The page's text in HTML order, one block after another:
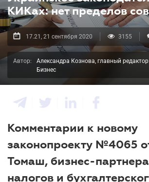
КИКах: нет пределов
17.21, 21 сентября 2020 3155
Автор:
Александра Кознова, главный редактор
Бизнес
Комментарии к новому
законопроекту №4065
Томаш, бизнес-
налогов и